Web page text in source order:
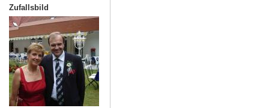
Zufallsbild